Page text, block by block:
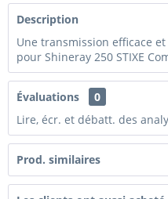
Description
Une transmission efficace
pour Shineray 250 STIXE
Évaluations
0
Lire, écr. et débatt. des
Prod. similaires